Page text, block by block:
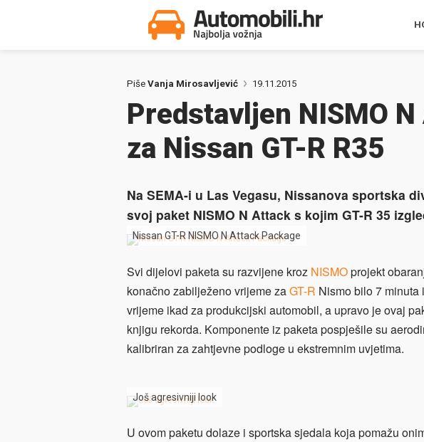
Piše Vanja Mirosavljević 19.11.2015
Predstavljen NISMO
za Nissan GT-R R35
Na SEMA-i u Las Vegasu, Nissanova sportska
svoj paket NISMO N Attack s kojim GT-R 35
Nissan GT-R NISMO N Attack Package
Svi dijelovi paketa su razvijene kroz NISMOprojekt
konačno zabilježeno vrijeme zaGT-R Nismo bilo 7
vrijeme ikad za produkcijski automobil, a upravo je ovaj
knjigu rekorda. Komponente iz paketa pospješile su
kalibriran za zahtjevne podloge u ekstremnim uvjetima.
Još agresivniji look
U ovom paketu dolaze i sportska sjedala koja pomažu